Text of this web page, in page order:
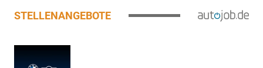
STELLENANGEBOTE